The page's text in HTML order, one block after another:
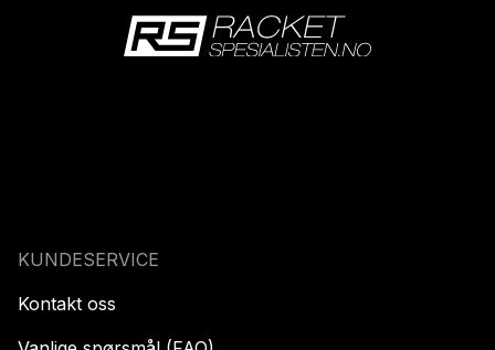
KUNDESERVICE
Kontakt oss